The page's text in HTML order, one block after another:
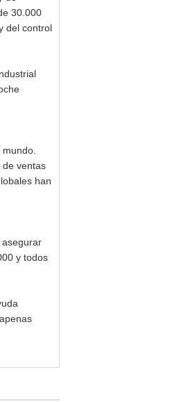
30.000
del control
de ventas
han
asegurar
y todos